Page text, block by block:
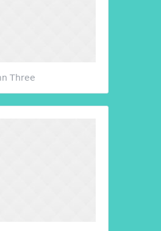
Three